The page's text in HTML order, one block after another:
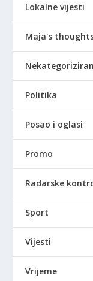
Lokalne vijesti
Maja's
Politika
Posao i oglasi
Promo
Radarske
Sport
Vijesti
Vrijeme